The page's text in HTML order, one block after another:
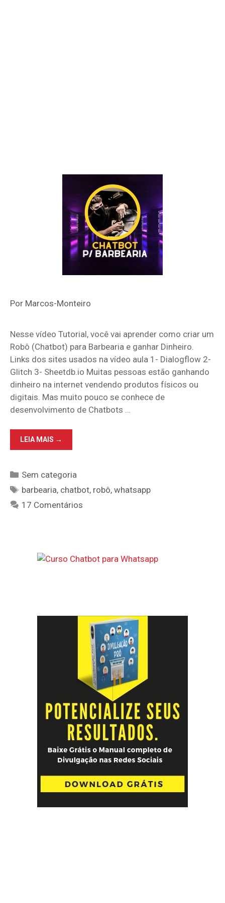
Por Marcos-Monteiro
Nesse vídeo Tutorial, você vai aprender como criar um
Robô (Chatbot) para Barbearia e ganhar Dinheiro.
Links dos sites usados na vídeo aula 1- Dialogflow 2-
Glitch 3- Sheetdb.io Muitas pessoas estão ganhando
dinheiro na internet vendendo produtos físicos ou
digitais. Mas muito pouco se conhece de
desenvolvimento de Chatbots …
LEIA MAIS →
DE
PARA
Categorias
Sem categoria
Tags
barbearia, chatbot, robô,whatsapp
17 Comentários